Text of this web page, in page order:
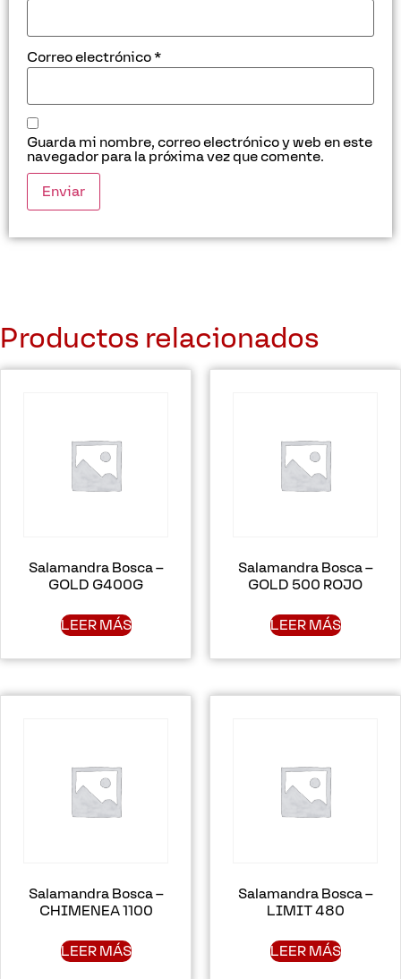
Correo electrónico*
Guarda mi nombre, correo electrónico y web en este
navegador para la próxima vez que comente.
Productos relacionados
Salamandra Bosca –
GOLD G400G
LEER MÁS
Salamandra Bosca –
GOLD 500 ROJO
LEER MÁS
Salamandra Bosca –
CHIMENEA 1100
LEER MÁS
Salamandra Bosca –
LIMIT 480
LEER MÁS